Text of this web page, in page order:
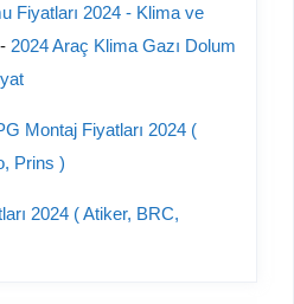
Fiyatları 2024 - Klima ve
- 2024 Araç Klima Gazı Dolum
Montaj Fiyatları 2024 (
Prins )
2024 ( Atiker, BRC,